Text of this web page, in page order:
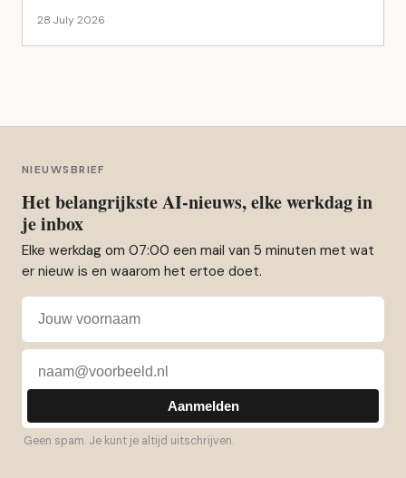
28 July 2026
NIEUWSBRIEF
Het belangrijkste AI-nieuws, elke werkdag in
je inbox
Elke werkdag om 07:00 een mail van 5 minuten met wat
er nieuw is en waarom het ertoe doet.
Aanmelden
Geen spam. Je kunt je altijd uitschrijven.